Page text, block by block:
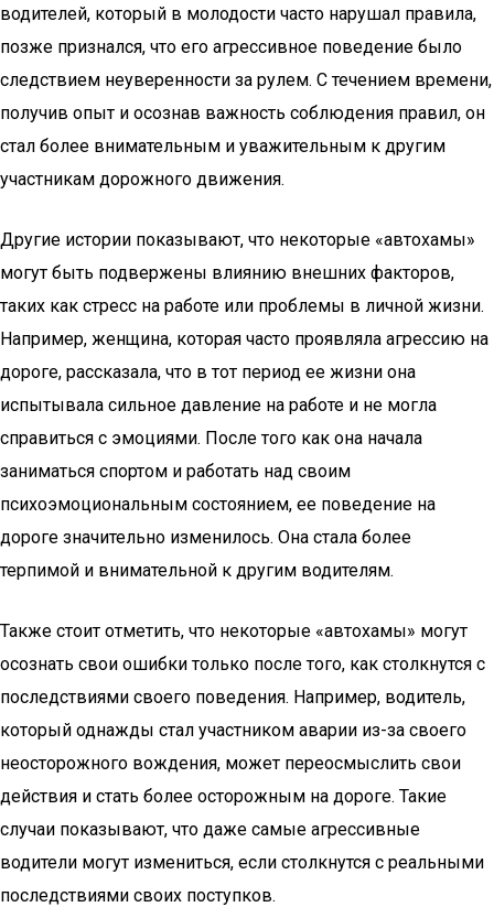
водителей, который в молодости часто нарушал правила,
позже признался, что его агрессивное поведение было
следствием неуверенности за рулем. С течением времени,
получив опыт и осознав важность соблюдения правил, он
стал более внимательным и уважительным к другим
участникам дорожного движения.
Другие истории показывают, что некоторые «автохамы»
могут быть подвержены влиянию внешних факторов,
таких как стресс на работе или проблемы в личной жизни.
Например, женщина, которая часто проявляла агрессию на
дороге, рассказала, что в тот период ее жизни она
испытывала сильное давление на работе и не могла
справиться с эмоциями. После того как она начала
заниматься спортом и работать над своим
психоэмоциональным состоянием, ее поведение на
дороге значительно изменилось. Она стала более
терпимой и внимательной к другим водителям.
Также стоит отметить, что некоторые «автохамы» могут
осознать свои ошибки только после того, как столкнутся с
последствиями своего поведения. Например, водитель,
который однажды стал участником аварии из-за своего
неосторожного вождения, может переосмыслить свои
действия и стать более осторожным на дороге. Такие
случаи показывают, что даже самые агрессивные
водители могут измениться, если столкнутся с реальными
последствиями своих поступков.